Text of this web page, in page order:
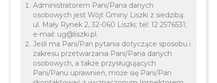
OZE
Administratorem Pani/Pana danych
osobowych jest Wójt Gminy Liszki z siedzibą:
ul. Mały Rynek 2, 32-060 Liszki; tel: 12 2576531;
e-mail: ug@liszki.pl.
Jeśli ma Pani/Pan pytania dotyczące sposobu i
zakresu przetwarzania Pani/Pana danych
osobowych, a także przysługujących
Pani/Panu uprawnień, może się Pani/Pan